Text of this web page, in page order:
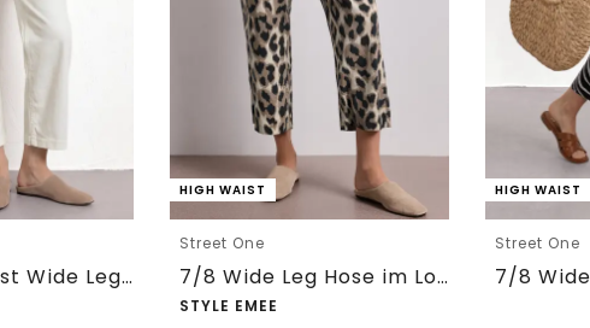
7/8 High Waist Wide Leg Jeans im Loose Fit
HIGH WAIST
Street One
7/8 Wide Leg Hose im Loose Fit mit Print
STYLE EMEE
HIGH WAIST
Street One